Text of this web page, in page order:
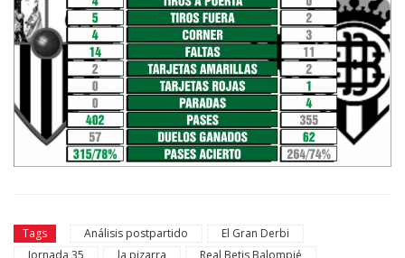
Tags Análisis postpartido
El Gran Derbi